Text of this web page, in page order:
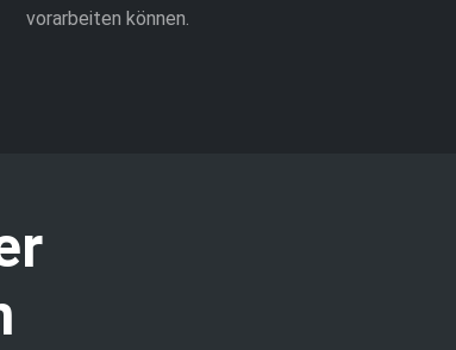
vorarbeiten können.